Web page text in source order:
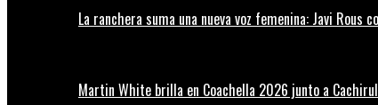
La ranchera suma una nueva voz femenina: Javi Rous
Martin White brilla en Coachella 2026 junto a